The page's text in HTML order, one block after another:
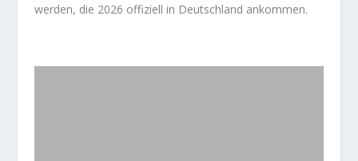
werden, die 2026 offiziell in Deutschland ankommen.